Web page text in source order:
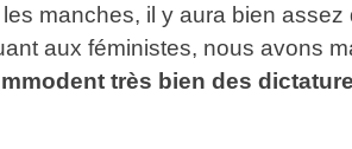
manches, il y aura bien
aux féministes, nous avons
très bien des